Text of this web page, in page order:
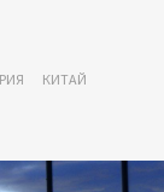
КИТАЙ